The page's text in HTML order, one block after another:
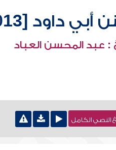
داود [013]
: عبد المحسن العباد
النصي الكامل